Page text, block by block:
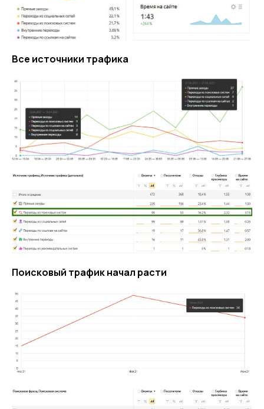
Все источники трафика
Поисковый трафик начал расти